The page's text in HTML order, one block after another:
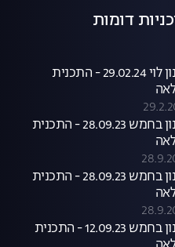
דומות
אמנון לוי 29.02.24 - התכנית
אמנון בחמש 28.09.23 - התכנית
אמנון בחמש 28.09.23 - התכנית
אמנון בחמש 12.09.23 - התכנית